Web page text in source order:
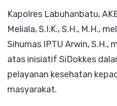
Kapolres Labuhanbatu,
Meliala, S.I.K., S.H., M.H.,
Sihumas IPTU Arwin, S.H.,
atas inisiatif SiDokkes
pelayanan kesehatan
masyarakat.